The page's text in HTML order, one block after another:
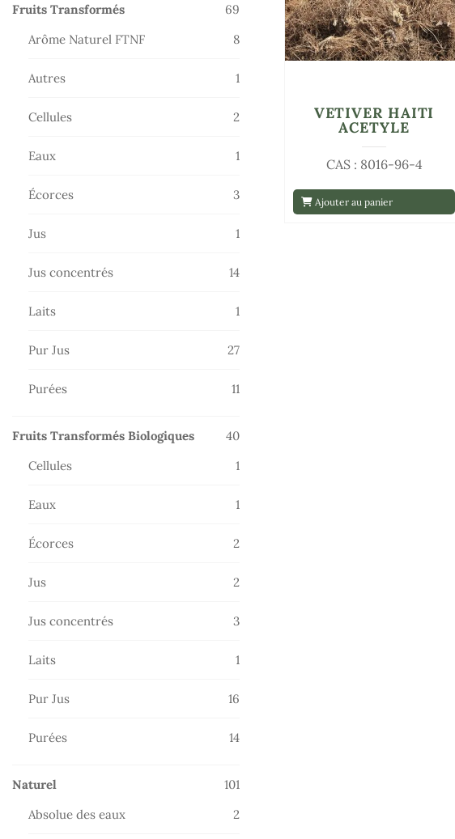
Fruits Transformés 69
produits
Arôme Naturel FTNF 88
produits
Autres
1
Cellules
2
Eaux
1
Écorces
33
Jus
1
Jus concentrés
1414
Laits
1
Pur Jus
2727
Purées
11
Fruits Transformés Biologiques
4040
Cellules 1
Eaux
1
Écorces
2
Jus
2
Jus concentrés
33
Laits
1
Pur Jus
16
Purées
1414
Naturel
101
Absolue des eaux 2
Ajouter au panier
CAS : 8016-96-4
VETIVER HAITI
ACETYLE